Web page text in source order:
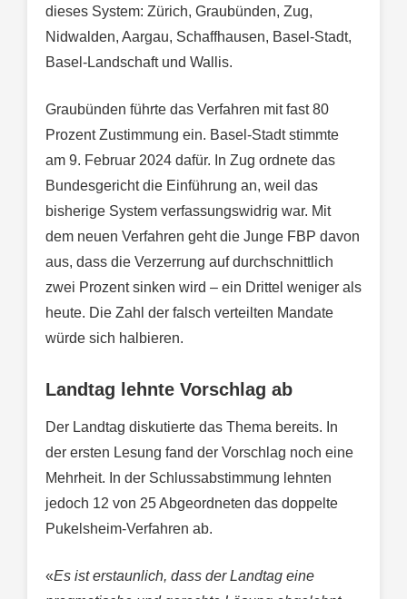
dieses System: Zürich, Graubünden, Zug,
Nidwalden, Aargau, Schaffhausen, Basel-Stadt,
Basel-Landschaft und Wallis.
Graubünden führte das Verfahren mit fast 80
Prozent Zustimmung ein. Basel-Stadt stimmte
am 9. Februar 2024 dafür. In Zug ordnete das
Bundesgericht die Einführung an, weil das
bisherige System verfassungswidrig war. Mit
dem neuen Verfahren geht die Junge FBP davon
aus, dass die Verzerrung auf durchschnittlich
zwei Prozent sinken wird – ein Drittel weniger als
heute. Die Zahl der falsch verteilten Mandate
würde sich halbieren.
Landtag lehnte Vorschlag ab
Der Landtag diskutierte das Thema bereits. In
der ersten Lesung fand der Vorschlag noch eine
Mehrheit. In der Schlussabstimmung lehnten
jedoch 12 von 25 Abgeordneten das doppelte
Pukelsheim-Verfahren ab.
«Es ist erstaunlich, dass der Landtag eine